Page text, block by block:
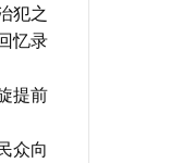
犯之
忆录
提前
众向